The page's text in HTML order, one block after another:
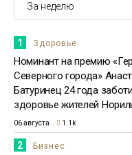
23 июля
приятно,
голоса
1 Здоровье
Номинант на премию
Северного города»
Батуринец 24 года
здоровье жителей
06 августа 1.1k
2 Бизнес